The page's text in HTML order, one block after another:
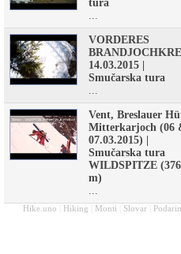
tura
...
VORDERES
14.03.2015 |
Smučarska tura
...
Vent, Breslauer
Mitterkarjoch (06
07.03.2015) |
Smučarska tura
WILDSPITZE
m)
...
Hike.uno Hiking Monti Slovar